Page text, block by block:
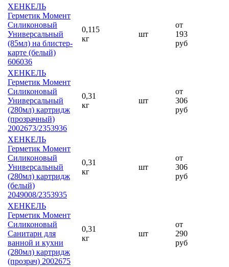
ХЕНКЕЛЬ
Герметик Момент
Силиконовый
Универсальный
(85мл) на блистер-
карте (белый)
606036
0,115
кг
шт
от
193
руб
ХЕНКЕЛЬ
Герметик Момент
Силиконовый
Универсальный
(280мл) картридж
(прозрачный)
2002673/2353936
0,31
кг
шт
от
306
руб
ХЕНКЕЛЬ
Герметик Момент
Силиконовый
Универсальный
(280мл) картридж
(белый)
2049008/2353935
0,31
кг
шт
от
306
руб
ХЕНКЕЛЬ
Герметик Момент
Силиконовый
Санитарн для
ванной и кухни
(280мл) картридж
(прозрач) 2002675
0,31
кг
шт
от
290
руб